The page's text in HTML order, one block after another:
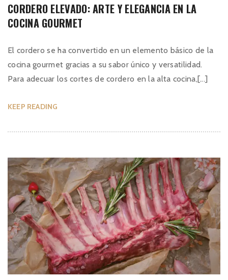
CORDERO ELEVADO: ARTE Y ELEGANCIA EN LA
COCINA GOURMET
El cordero se ha convertido en un elemento básico de la
cocina gourmet gracias a su sabor único y versatilidad.
Para adecuar los cortes de cordero en la alta cocina,[...]
KEEP READING